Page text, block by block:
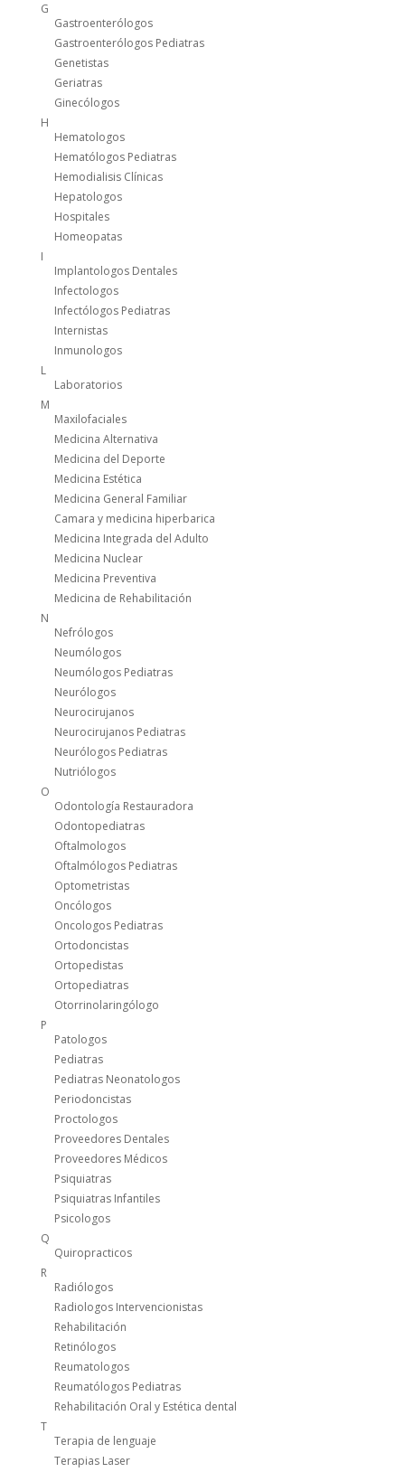
G
Gastroenterólogos
Gastroenterólogos Pediatras
Genetistas
Geriatras
Ginecólogos
H
Hematologos
Hematólogos Pediatras
Hemodialisis Clínicas
Hepatologos
Hospitales
Homeopatas
I
Implantologos Dentales
Infectologos
Infectólogos Pediatras
Internistas
Inmunologos
L
Laboratorios
M
Maxilofaciales
Medicina Alternativa
Medicina del Deporte
Medicina Estética
Medicina General Familiar
Camara y medicina hiperbarica
Medicina Integrada del Adulto
Medicina Nuclear
Medicina Preventiva
Medicina de Rehabilitación
N
Nefrólogos
Neumólogos
Neumólogos Pediatras
Neurólogos
Neurocirujanos
Neurocirujanos Pediatras
Neurólogos Pediatras
Nutriólogos
O
Odontología Restauradora
Odontopediatras
Oftalmologos
Oftalmólogos Pediatras
Optometristas
Oncólogos
Oncologos Pediatras
Ortodoncistas
Ortopedistas
Ortopediatras
Otorrinolaringólogo
P
Patologos
Pediatras
Pediatras Neonatologos
Periodoncistas
Proctologos
Proveedores Dentales
Proveedores Médicos
Psiquiatras
Psiquiatras Infantiles
Psicologos
Q
Quiropracticos
R
Radiólogos
Radiologos Intervencionistas
Rehabilitación
Retinólogos
Reumatologos
Reumatólogos Pediatras
Rehabilitación Oral y Estética dental
T
Terapia de lenguaje
Terapias Laser